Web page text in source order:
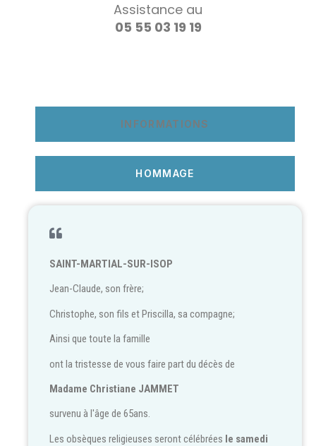
Assistance au
05 55 03 19 19
INFORMATIONS
HOMMAGE
SAINT-MARTIAL-SUR-ISOP
Jean-Claude, son frère;
Christophe, son fils et Priscilla, sa compagne;
Ainsi que toute la famille
ont la tristesse de vous faire part du décès de
Madame Christiane JAMMET
survenu à l'âge de 65ans.
Les obsèques religieuses seront célébrées le samedi